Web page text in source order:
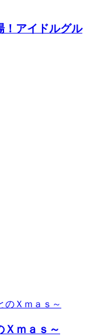
！アイドルグル
Ｘｍａｓ～